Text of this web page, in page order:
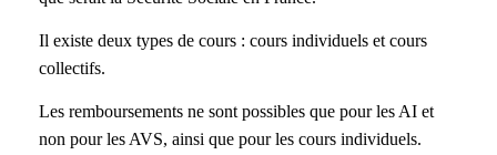
Il existe deux types de cours : cours individuels et cours
collectifs.
Les remboursements ne sont possibles que pour les AI et
non pour les AVS, ainsi que pour les cours individuels.